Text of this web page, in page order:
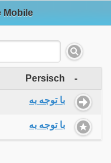
Mobile
Persisch -
با توجه به
با توجه به